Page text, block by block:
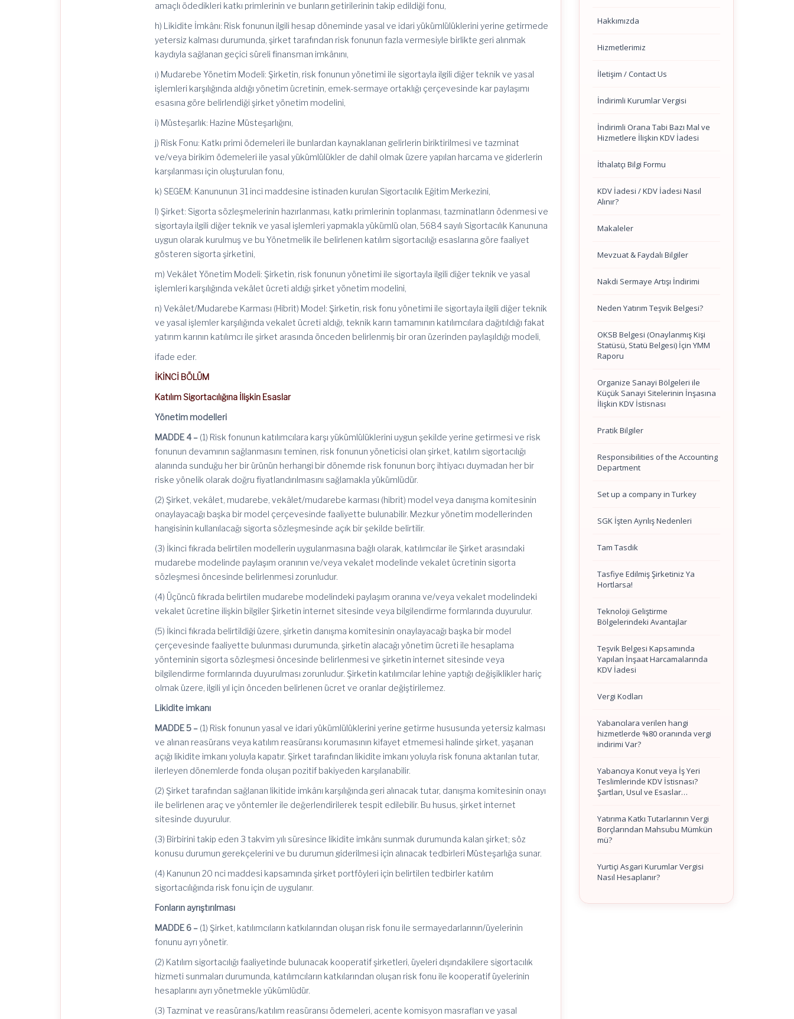
amaçlı ödedikleri katkı primlerinin ve bunların getirilerinin takip edildiği fonu,
h) Likidite İmkânı: Risk fonunun ilgili hesap döneminde yasal ve idari yükümlülüklerini yerine getirmede
yetersiz kalması durumunda, şirket tarafından risk fonunun fazla vermesiyle birlikte geri alınmak
kaydıyla sağlanan geçici süreli finansman imkânını,
ı) Mudarebe Yönetim Modeli: Şirketin, risk fonunun yönetimi ile sigortayla ilgili diğer teknik ve yasal
işlemleri karşılığında aldığı yönetim ücretinin, emek-sermaye ortaklığı çerçevesinde kar paylaşımı
esasına göre belirlendiği şirket yönetim modelini,
i) Müsteşarlık: Hazine Müsteşarlığını,
j) Risk Fonu: Katkı primi ödemeleri ile bunlardan kaynaklanan gelirlerin biriktirilmesi ve tazminat
ve/veya birikim ödemeleri ile yasal yükümlülükler de dahil olmak üzere yapılan harcama ve giderlerin
karşılanması için oluşturulan fonu,
k) SEGEM: Kanununun 31 inci maddesine istinaden kurulan Sigortacılık Eğitim Merkezini,
l) Şirket: Sigorta sözleşmelerinin hazırlanması, katkı primlerinin toplanması, tazminatların ödenmesi ve
sigortayla ilgili diğer teknik ve yasal işlemleri yapmakla yükümlü olan, 5684 sayılı Sigortacılık Kanununa
uygun olarak kurulmuş ve bu Yönetmelik ile belirlenen katılım sigortacılığı esaslarına göre faaliyet
gösteren sigorta şirketini,
m) Vekâlet Yönetim Modeli: Şirketin, risk fonunun yönetimi ile sigortayla ilgili diğer teknik ve yasal
işlemleri karşılığında vekâlet ücreti aldığı şirket yönetim modelini,
n) Vekâlet/Mudarebe Karması (Hibrit) Model: Şirketin, risk fonu yönetimi ile sigortayla ilgili diğer teknik
ve yasal işlemler karşılığındavekalet ücreti aldığı, teknik karın tamamının katılımcılara dağıtıldığı fakat
yatırım karının katılımcı ile şirket arasında önceden belirlenmiş bir oran üzerinden paylaşıldığı modeli,
ifade eder.
İKİNCİ BÖLÜM
Katılım Sigortacılığına İlişkin Esaslar
Yönetim modelleri
MADDE 4 – (1) Risk fonunun katılımcılara karşı yükümlülüklerini uygun şekilde yerine getirmesi ve risk
fonunun devamının sağlanmasınıteminen, risk fonunun yöneticisi olan şirket, katılım sigortacılığı
alanında sunduğu her bir ürünün herhangi bir dönemde risk fonunun borç ihtiyacı duymadan her bir
riske yönelik olarak doğru fiyatlandırılmasını sağlamakla yükümlüdür.
(2) Şirket, vekâlet, mudarebe, vekâlet/mudarebe karması (hibrit) model veya danışma komitesinin
onaylayacağı başka bir model çerçevesinde faaliyette bulunabilir. Mezkuryönetim modellerinden
hangisinin kullanılacağı sigorta sözleşmesinde açık bir şekilde belirtilir.
(3) İkinci fıkrada belirtilen modellerin uygulanmasına bağlı olarak, katılımcılar ile Şirket arasındaki
mudarebe modelinde paylaşım oranının ve/veyavekalet modelinde vekalet ücretinin sigorta
sözleşmesi öncesinde belirlenmesi zorunludur.
(4) Üçüncü fıkrada belirtilen mudarebe modelindeki paylaşım oranına ve/veyavekalet modelindeki
vekalet ücretine ilişkin bilgiler Şirketin internet sitesinde veya bilgilendirme formlarında duyurulur.
(5) İkinci fıkrada belirtildiği üzere, şirketin danışma komitesinin onaylayacağı başka bir model
çerçevesinde faaliyette bulunması durumunda, şirketin alacağı yönetim ücreti ile hesaplama
yönteminin sigorta sözleşmesi öncesinde belirlenmesi ve şirketin internet sitesinde veya
bilgilendirme formlarında duyurulması zorunludur. Şirketin katılımcılar lehine yaptığı değişiklikler hariç
olmak üzere, ilgili yıl için önceden belirlenen ücret ve oranlar değiştirilemez.
Likidite imkanı
MADDE 5 – (1) Risk fonunun yasal ve idari yükümlülüklerini yerine getirme hususunda yetersiz kalması
ve alınan reasürans veya katılım reasüransı korumasının kifayet etmemesi halinde şirket, yaşanan
açığı likidite imkanı yoluyla kapatır. Şirket tarafından likidite imkanı yoluyla risk fonuna aktarılan tutar,
ilerleyen dönemlerde fonda oluşan pozitif bakiyeden karşılanabilir.
(2) Şirket tarafından sağlanan likitide imkânı karşılığında geri alınacak tutar, danışma komitesinin onayı
ile belirlenen araç ve yöntemler ile değerlendirilerek tespit edilebilir. Bu husus, şirket internet
sitesinde duyurulur.
(3) Birbirini takip eden 3 takvim yılı süresince likidite imkânı sunmak durumunda kalan şirket; söz
konusu durumun gerekçelerini ve bu durumun giderilmesi için alınacak tedbirleri Müsteşarlığa sunar.
(4) Kanunun 20 nci maddesi kapsamında şirket portföyleri için belirtilen tedbirler katılım
sigortacılığında risk fonu için de uygulanır.
Fonların ayrıştırılması
MADDE 6 – (1) Şirket, katılımcıların katkılarından oluşan risk fonu ile sermayedarlarının/üyelerinin
fonunu ayrı yönetir.
(2) Katılım sigortacılığı faaliyetinde bulunacak kooperatif şirketleri, üyeleri dışındakilere sigortacılık
hizmeti sunmaları durumunda, katılımcıların katkılarından oluşan risk fonu ile kooperatif üyelerinin
hesaplarını ayrı yönetmekle yükümlüdür.
(3) Tazminat ve reasürans/katılım reasüransı ödemeleri, acente komisyon masrafları ve yasal
Hakkımızda
Hizmetlerimiz
İletişim / Contact Us
İndirimli Kurumlar Vergisi
İndirimli Orana Tabi Bazı Mal ve
Hizmetlere İlişkin KDV İadesi
İthalatçı Bilgi Formu
KDV İadesi / KDV İadesi Nasıl
Alınır?
Makaleler
Mevzuat & Faydalı Bilgiler
Nakdi Sermaye Artışı İndirimi
Neden Yatırım Teşvik Belgesi?
OKSB Belgesi (Onaylanmış Kişi
Statüsü, Statü Belgesi) İçin YMM
Raporu
Organize Sanayi Bölgeleri ile
Küçük Sanayi Sitelerinin İnşasına
İlişkin KDV İstisnası
Pratik Bilgiler
Responsibilities of the Accounting
Department
Set up a company in Turkey
SGK İşten Ayrılış Nedenleri
Tam Tasdik
Tasfiye Edilmiş Şirketiniz Ya
Hortlarsa!
Teknoloji Geliştirme
Bölgelerindeki Avantajlar
Teşvik Belgesi Kapsamında
Yapılan İnşaat Harcamalarında
KDV İadesi
Vergi Kodları
Yabancılara verilen hangi
hizmetlerde %80 oranında vergi
indirimi Var?
Yabancıya Konut veya İş Yeri
Teslimlerinde KDV İstisnası?
Şartları, Usul ve Esaslar…
Yatırıma Katkı Tutarlarının Vergi
Borçlarından Mahsubu Mümkün
mü?
Yurtiçi Asgari Kurumlar Vergisi
Nasıl Hesaplanır?